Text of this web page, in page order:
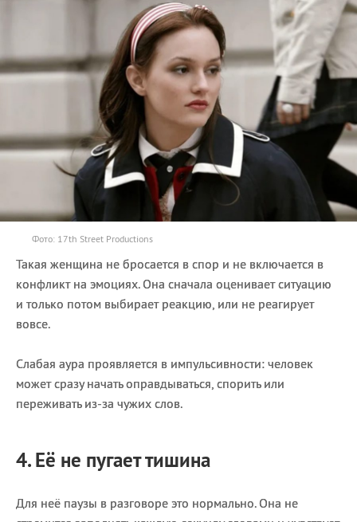
Фото: 17th Street Productions
Такая женщина не бросается в спор и не включается в
конфликт на эмоциях. Она сначала оценивает ситуацию
и только потом выбирает реакцию, или не реагирует
вовсе.
Слабая аура проявляется в импульсивности: человек
может сразу начать оправдываться, спорить или
переживать из-за чужих слов.
4. Её не пугает тишина
Для неё паузы в разговоре это нормально. Она не